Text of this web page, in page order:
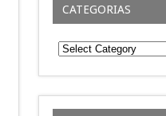
CATEGORIAS
Categorias